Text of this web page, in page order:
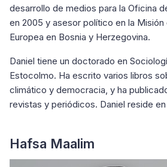
desarrollo de medios para la Oficina
en 2005 y asesor político en la Misión
Europea en Bosnia y Herzegovina.
Daniel tiene un doctorado en
Estocolmo. Ha escrito varios libros
climático y democracia, y ha
revistas y periódicos. Daniel reside
Hafsa Maalim